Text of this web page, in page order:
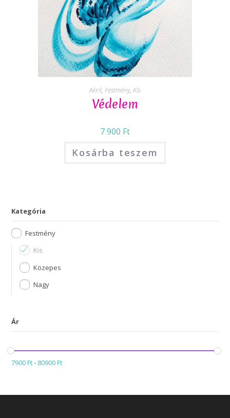
Akril, Festmény, Kis
Védelem
7 900 Ft
Kosárba teszem
Kategória
Festmény
Kis
Közepes
Nagy
Ár
7900Ft- 80900Ft